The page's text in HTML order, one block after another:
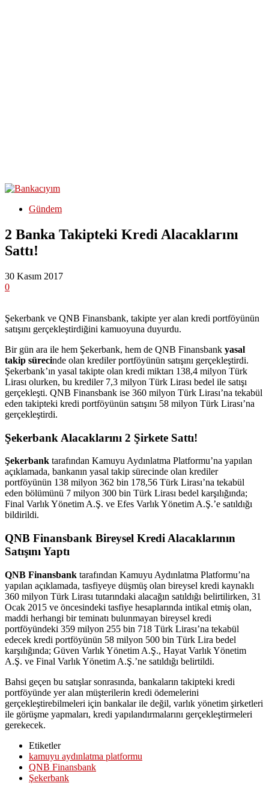
Gündem
2 Banka Takipteki Kredi Alacaklarını
Sattı!
30 Kasım 2017
0
Şekerbank ve QNB Finansbank, takipte yer alan kredi portföyünün
satışını gerçekleştirdiğini kamuoyuna duyurdu.
Bir gün ara ile hem Şekerbank, hem de QNB Finansbank yasal
takip sürecinde olan krediler portföyünün satışını gerçekleştirdi.
Şekerbank’ın yasal takipte olan kredi miktarı 138,4 milyon Türk
Lirası olurken, bu krediler 7,3 milyon Türk Lirası bedel ile satışı
gerçekleşti. QNB Finansbank ise 360 milyon Türk Lirası’na tekabül
eden takipteki kredi portföyünün satışını 58 milyon Türk Lirası’na
gerçekleştirdi.
Şekerbank Alacaklarını 2 Şirkete Sattı!
Şekerbank tarafından Kamuyu Aydınlatma Platformu’na yapılan
açıklamada, bankanın yasal takip sürecinde olan krediler
portföyünün 138 milyon 362 bin 178,56 Türk Lirası’na tekabül
eden bölümünü 7 milyon 300 bin Türk Lirası bedel karşılığında;
Final Varlık Yönetim A.Ş. ve Efes Varlık Yönetim A.Ş.’e satıldığı
bildirildi.
QNB Finansbank Bireysel Kredi Alacaklarının
Satışını Yaptı
QNB Finansbank tarafından Kamuyu Aydınlatma Platformu’na
yapılan açıklamada, tasfiyeye düşmüş olan bireysel kredi kaynaklı
360 milyon Türk Lirası tutarındaki alacağın satıldığı belirtilirken, 31
Ocak 2015 ve öncesindeki tasfiye hesaplarında intikal etmiş olan,
maddi herhangi bir teminatı bulunmayan bireysel kredi
portföyündeki 359 milyon 255 bin 718 Türk Lirası’na tekabül
edecek kredi portföyünün 58 milyon 500 bin Türk Lira bedel
karşılığında; Güven Varlık Yönetim A.Ş., Hayat Varlık Yönetim
A.Ş. ve Final Varlık Yönetim A.Ş.’ne satıldığı belirtildi.
Bahsi geçen bu satışlar sonrasında, bankaların takipteki kredi
portföyünde yer alan müşterilerin kredi ödemelerini
gerçekleştirebilmeleri için bankalar ile değil, varlık yönetim şirketleri
ile görüşme yapmaları, kredi yapılandırmalarını gerçekleştirmeleri
gerekecek.
Etiketler
kamuyu aydınlatma platformu
QNB Finansbank
Şekerbank